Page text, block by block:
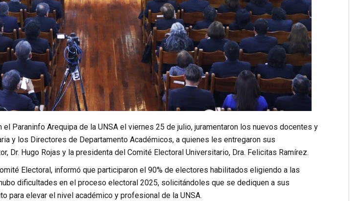
el Paraninfo Arequipa de la UNSA el viernes 25 de julio, juramentaron los nuevos docentes y
y los Directores de Departamento Académicos, a quienes les entregaron sus
Dr. Hugo Rojas y la presidenta del Comité Electoral Universitario, Dra. Felicitas Ramírez.
Electoral, informó que participaron el 90% de electores habilitados eligiendo a las
dificultades en el proceso electoral 2025, solicitándoles que se dediquen a sus
para elevar el nivel académico y profesional de la UNSA.